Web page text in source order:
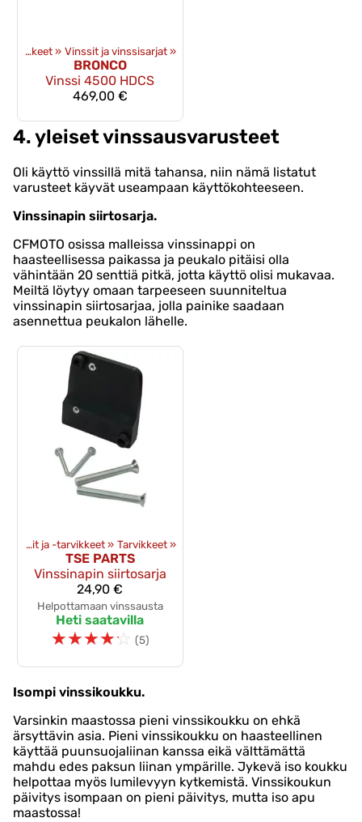
Vinssit ja -tarvikkeet ‪» Vinssit ja vinssisarjat ‪»
BRONCO
Vinssi 4500 HDCS
469,00 €
4. yleiset vinssausvarusteet
Oli käyttö vinssillä mitä tahansa, niin nämä listatut
varusteet käyvät useampaan käyttökohteeseen.
Vinssinapin siirtosarja.
CFMOTO osissa malleissa vinssinappi on
haasteellisessa paikassa ja peukalo pitäisi olla
vähintään 20 senttiä pitkä, jotta käyttö olisi mukavaa.
Meiltä löytyy omaan tarpeeseen suunniteltua
vinssinapin siirtosarjaa, jolla painike saadaan
asennettua peukalon lähelle.
Vinssit ja -tarvikkeet ‪» Tarvikkeet ‪»
TSE PARTS
Vinssinapin siirtosarja
24,90 €
Helpottamaan vinssausta
Heti saatavilla
☆☆☆☆☆ (5)
Isompi vinssikoukku.
Varsinkin maastossa pieni vinssikoukku on ehkä
ärsyttävin asia. Pieni vinssikoukku on haasteellinen
käyttää puunsuojaliinan kanssa eikä välttämättä
mahdu edes paksun liinan ympärille. Jykevä iso koukku
helpottaa myös lumilevyyn kytkemistä. Vinssikoukun
päivitys isompaan on pieni päivitys, mutta iso apu
maastossa!